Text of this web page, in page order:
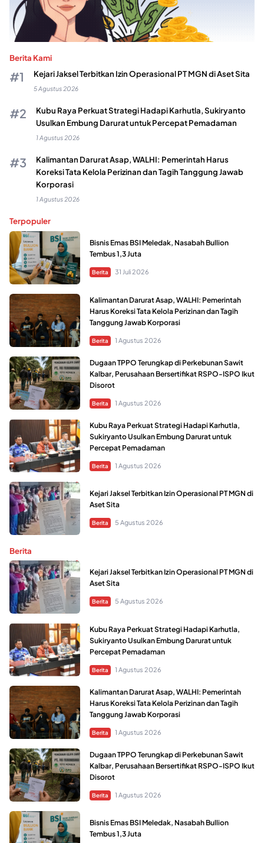
Berita Kami
Kejari Jaksel Terbitkan Izin Operasional PT MGN di Aset Sita
5 Agustus 2026
Kubu Raya Perkuat Strategi Hadapi Karhutla, Sukiryanto
Usulkan Embung Darurat untuk Percepat Pemadaman
1 Agustus 2026
Kalimantan Darurat Asap, WALHI: Pemerintah Harus
Koreksi Tata Kelola Perizinan dan Tagih Tanggung Jawab
Korporasi
1 Agustus 2026
Terpopuler
Bisnis Emas BSI Meledak, Nasabah Bullion
Tembus 1,3 Juta
Berita 31 Juli 2026
Kalimantan Darurat Asap, WALHI: Pemerintah
Harus Koreksi Tata Kelola Perizinan dan Tagih
Tanggung Jawab Korporasi
Berita 1 Agustus 2026
Dugaan TPPO Terungkap di Perkebunan Sawit
Kalbar, Perusahaan Bersertifikat RSPO-ISPO Ikut
Disorot
Berita 1 Agustus 2026
Kubu Raya Perkuat Strategi Hadapi Karhutla,
Sukiryanto Usulkan Embung Darurat untuk
Percepat Pemadaman
Berita 1 Agustus 2026
Kejari Jaksel Terbitkan Izin Operasional PT MGN di
Aset Sita
Berita 5 Agustus 2026
Berita
Kejari Jaksel Terbitkan Izin Operasional PT MGN di
Aset Sita
Berita 5 Agustus 2026
Kubu Raya Perkuat Strategi Hadapi Karhutla,
Sukiryanto Usulkan Embung Darurat untuk
Percepat Pemadaman
Berita 1 Agustus 2026
Kalimantan Darurat Asap, WALHI: Pemerintah
Harus Koreksi Tata Kelola Perizinan dan Tagih
Tanggung Jawab Korporasi
Berita 1 Agustus 2026
Dugaan TPPO Terungkap di Perkebunan Sawit
Kalbar, Perusahaan Bersertifikat RSPO-ISPO Ikut
Disorot
Berita 1 Agustus 2026
Bisnis Emas BSI Meledak, Nasabah Bullion
Tembus 1,3 Juta